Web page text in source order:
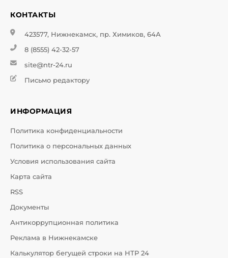
КОНТАКТЫ
423577, Нижнекамск, пр. Химиков, 64А
8 (8555) 42-32-57
site@ntr-24.ru
Письмо редактору
ИНФОРМАЦИЯ
Политика конфиденциальности
Политика о персональных данных
Условия использования сайта
Карта сайта
RSS
Документы
Антикоррупционная политика
Реклама в Нижнекамске
Калькулятор бегущей строки на НТР 24